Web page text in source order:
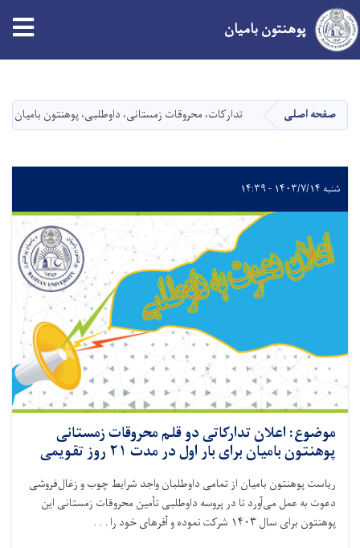
main
content
پوهنتون بامیان
صفحه اصلی تدارکات، محروقات زمستانی، داوطلبی، پوهنتون بامیان
شنبه ۱۴۰۳/۷/۱۴ - ۱۴:۳۹
موضوع: اعلان تدارکاتی دو قلم محروقات زمستانی
پوهنتون بامیان برای بار اول در مدت ۲۱ روز تقویمی
ریاست پوهنتون بامیان از تمامی داوطلبان واجد شرایط چوب و زغال‌فروشی
دعوت به عمل می‌آورد تا در پروسه داوطلبی تأمین محروقات زمستانی این
پوهنتون برای سال ۱۴۰۳ شرکت نموده و آفرهای خود را . . .